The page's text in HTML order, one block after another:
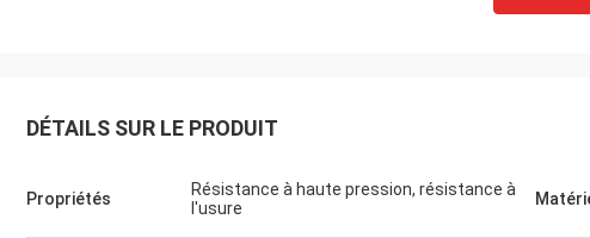
DÉTAILS SUR LE PRODUIT
Propriétés
Résistance à haute pression, résistance à
l'usure